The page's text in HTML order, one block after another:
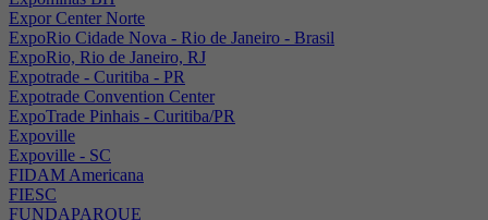
Expor Center Norte
ExpoRio Cidade Nova - Rio de Janeiro - Brasil
ExpoRio, Rio de Janeiro, RJ
Expotrade - Curitiba - PR
Expotrade Convention Center
ExpoTrade Pinhais - Curitiba/PR
Expoville
Expoville - SC
FIDAM Americana
FIESC
FUNDAPARQUE